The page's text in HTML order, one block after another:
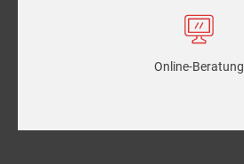
Online-Beratung